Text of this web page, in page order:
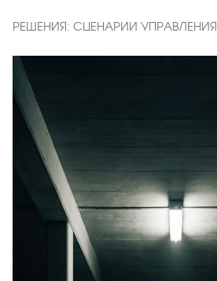
РЕШЕНИЯ: СЦЕНАРИИ УПРАВЛЕНИЯ